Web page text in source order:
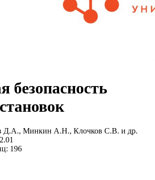
безопасность
Д.А., Минкин А.Н., Клочков С.В. и др.
196